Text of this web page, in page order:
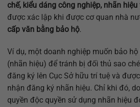
chế, kiểu dáng công nghiệp, nhãn hiệu
được xác lập khi được cơ quan nhà
cấp văn bằng bảo hộ.
Ví dụ, một doanh nghiệp muốn bảo hộ
(nhãn hiệu) để tránh bị đối thủ sao
đăng ký lên Cục Sở hữu trí tuệ và
nhận đăng ký nhãn hiệu. Chỉ khi đó,
quyền độc quyền sử dụng nhãn hiệu